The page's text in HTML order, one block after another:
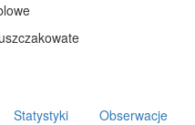
Statystyki Obserwacje